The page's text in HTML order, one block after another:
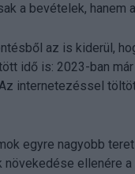
a bevételek,
az is kiderül,
idő is: 2023-ban
internetezéssel
egyre nagyobb
ellenére